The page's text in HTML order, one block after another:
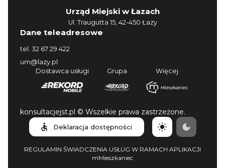
Urząd Miejski w Łazach
Ul. Traugutta 15, 42-450 Łazy
Dane teleadresowe
tel. 32 67 29 422
um@lazy.pl
Dostawca usługi
Grupa Więcej
konsultacjejst.pl © Wszelkie prawa zastrzeżone.
Deklaracja dostępności
REGULAMIN ŚWIADCZENIA USŁUG W RAMACH APLIKACJI
mMieszkaniec